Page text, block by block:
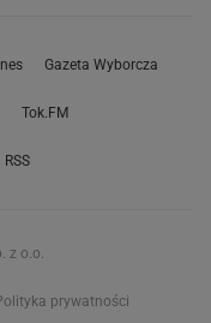
Gazeta Wyborcza
Tok.FM
RSS
z o.o.
prywatności